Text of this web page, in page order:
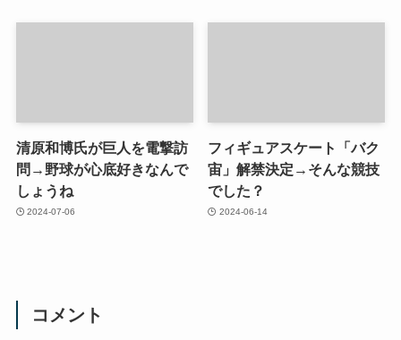
清原和博氏が巨人を電撃訪
問→野球が心底好きなんで
しょうね
2024-07-06
フィギュアスケート「バク
宙」解禁決定→そんな競技
でした？
2024-06-14
コメント